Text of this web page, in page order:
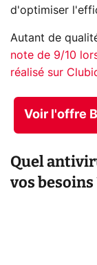
d'optimiser
Autant de
note de 9/10
réalisé sur
Voir l'offre
Quel
vos besoins